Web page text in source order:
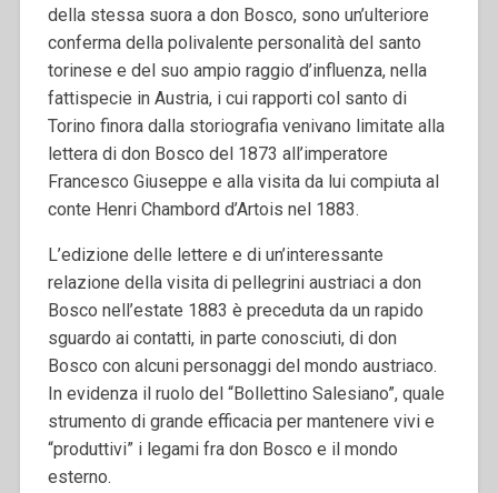
della stessa suora a don Bosco, sono un’ulteriore
conferma della polivalente personalità del santo
torinese e del suo ampio raggio d’influenza, nella
fattispecie in Austria, i cui rapporti col santo di
Torino finora dalla storiografia venivano limitate alla
lettera di don Bosco del 1873 all’imperatore
Francesco Giuseppe e alla visita da lui compiuta al
conte Henri Chambord d’Artois nel 1883.
L’edizione delle lettere e di un’interessante
relazione della visita di pellegrini austriaci a don
Bosco nell’estate 1883 è preceduta da un rapido
sguardo ai contatti, in parte conosciuti, di don
Bosco con alcuni personaggi del mondo austriaco.
In evidenza il ruolo del “Bollettino Salesiano”, quale
strumento di grande efficacia per mantenere vivi e
“produttivi” i legami fra don Bosco e il mondo
esterno.